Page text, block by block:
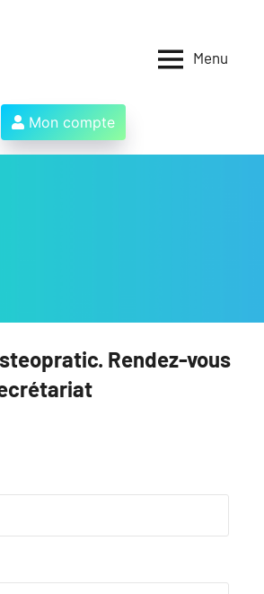
des
ostéopathes
et
Menu
Mon compte
Rendez-vous